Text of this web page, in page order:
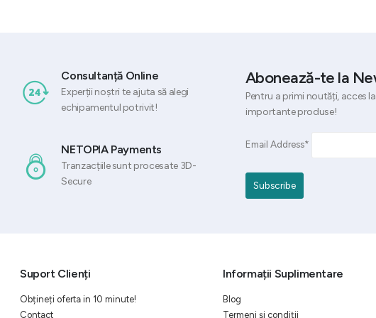
Consultanță Online
Experții noștri te ajuta să alegi
echipamentul potrivit!
NETOPIA Payments
Tranzacțiile sunt procesate 3D-
Secure
Abonează-te la
Pentru a primi noutăți, acces
importante produse!
Email Address*
Suport Clienți
Obțineți oferta in 10 minute!
Contact
Informații Suplimentare
Blog
Termeni și condiții